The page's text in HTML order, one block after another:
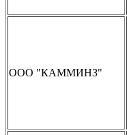
ООО "КАММИНЗ"